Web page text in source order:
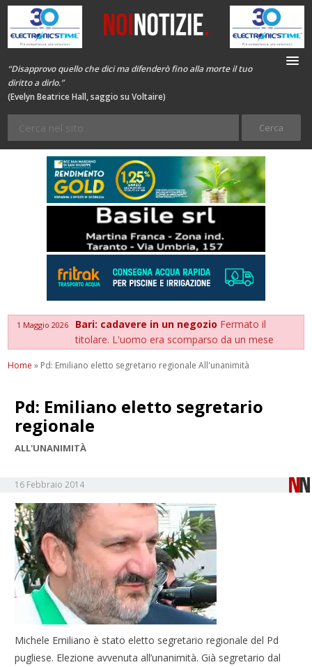
“Disapprovo quello che dici ma difenderò fino alla morte il tuo
diritto a dirlo.”
(Evelyn Beatrice Hall, saggio su Voltaire)
1 Maggio 2026 Bari: cadavere in un negozio Fermato il
titolare. L'uomo era scomparso da un mese
Home » Pd: Emiliano eletto segretario regionale All'unanimità
Pd: Emiliano eletto segretario
regionale
ALL'UNANIMITÀ
16 Febbraio 2014
Michele Emiliano è stato eletto segretario regionale del Pd
pugliese. Elezione avvenuta all’unanimità. Già segretario dal